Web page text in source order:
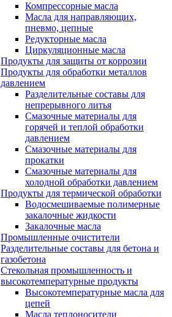
Компрессорные масла
Масла для направляющих,
пневмо, цепные
Редукторные масла
Циркуляционные масла
Продукты для защиты от коррозии
Продукты для обработки металлов
давлением
Разделительные составы для
непрерывного литья
Смазочные материалы для
горячей и теплой обработки
давлением
Смазочные материалы для
прокатки
Смазочные материалы для
холодной обработки давлением
Продукты для термической обработки
Водосмешиваемые полимерные
закалочные жидкости
Закалочные масла
Промышленные очистители
Разделительные составы для бетона и
газобетона
Стекольная промышленность и
высокотемпературные продукты
Высокотемпературные масла для
цепей
Масла теплоносители